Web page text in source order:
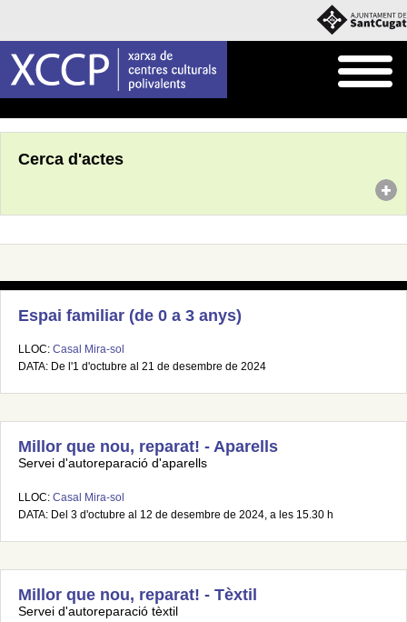
Cerca d'actes
Espai familiar (de 0 a 3 anys)
LLOC: Casal Mira-sol
DATA: De l'1 d'octubre al 21 de desembre de 2024
Millor que nou, reparat! - Aparells
Servei d'autoreparació d'aparells
LLOC: Casal Mira-sol
DATA: Del 3 d'octubre al 12 de desembre de 2024, a les 15.30 h
Millor que nou, reparat! - Tèxtil
Servei d'autoreparació tèxtil